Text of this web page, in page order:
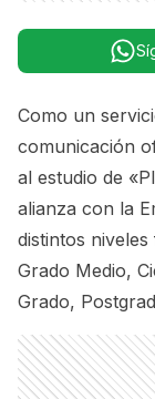
Como un
comunicación
al estudio de
alianza con la
distintos
Grado Medio,
Grado,